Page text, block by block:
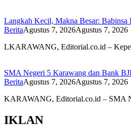
Langkah Kecil, Makna Besar:
BeritaAgustus 7, 2026Agustus 7, 2026
LKARAWANG, Editorial.co.id –
SMA Negeri 5 Karawang dan Bank
BeritaAgustus 7, 2026Agustus 7, 2026
KARAWANG, Editorial.co.id – SMA
IKLAN